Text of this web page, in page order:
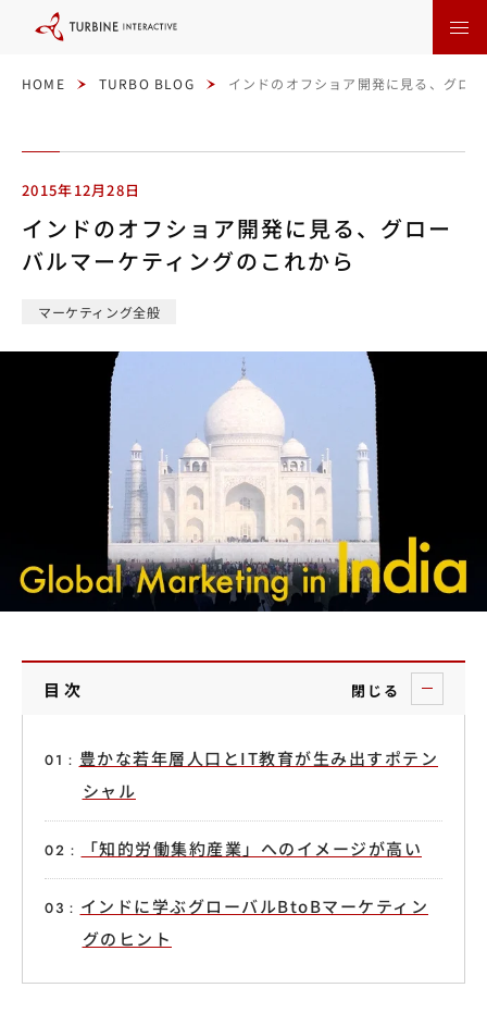
HOME TURBO BLOG インドのオフショア開発に見る、グロ
2015年12月28日
インドのオフショア開発に見る、グロー
バルマーケティングのこれから
マーケティング全般
目次 閉じる
豊かな若年層人口とIT教育が生み出すポテン
シャル
「知的労働集約産業」へのイメージが高い
インドに学ぶグローバルBtoBマーケティン
グのヒント